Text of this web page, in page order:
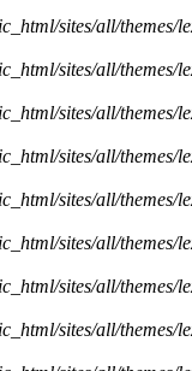
sites/all/themes/
sites/all/themes/
sites/all/themes/
sites/all/themes/
sites/all/themes/
sites/all/themes/
sites/all/themes/
sites/all/themes/